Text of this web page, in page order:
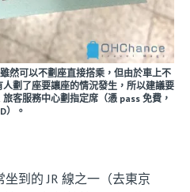
然可以不劃座直接搭乘，但由於車上不
劃了座要讓座的情況發生，所以建議要
客服務中心劃指定席（憑 pass 免費，
）。
到的 JR 線之一（去東京